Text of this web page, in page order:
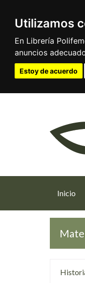
Utilizamos
En Librería
anuncios
Estoy de acuerdo
Inicio